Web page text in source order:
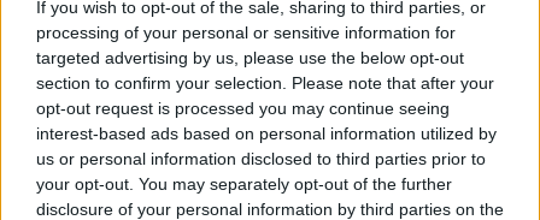
If you wish to opt-out of the sale, sharing to third parties, or
processing of your personal or sensitive information for
targeted advertising by us, please use the below opt-out
section to confirm your selection. Please note that after your
opt-out request is processed you may continue seeing
interest-based ads based on personal information utilized by
us or personal information disclosed to third parties prior to
your opt-out. You may separately opt-out of the further
disclosure of your personal information by third parties on the
kockázatokat mérséklő javaslatok a 2020-as
Covid-19 válság kezelése során már fel sem
merültek. Helyette a vezető közgazdászok az
élénkítés és az aktivizmus fontosságáról
beszélnek manapság, melyet az NKE Gazdaság és
Versenyképesség Kutatóintézetének
közgazdászai szemléltetnek.